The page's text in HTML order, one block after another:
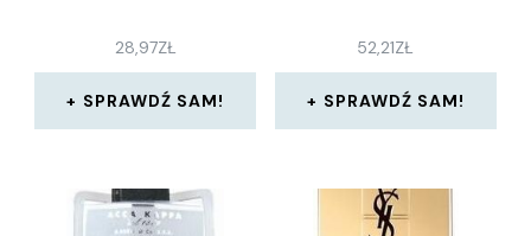
28,97ZŁ
SPRAWDŹ SAM!
52,21ZŁ
SPRAWDŹ SAM!